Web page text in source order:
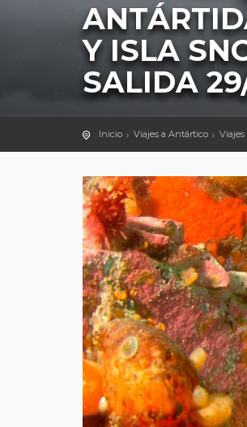
Y ISLA
SALIDA
Inicio Viajes a Antártico